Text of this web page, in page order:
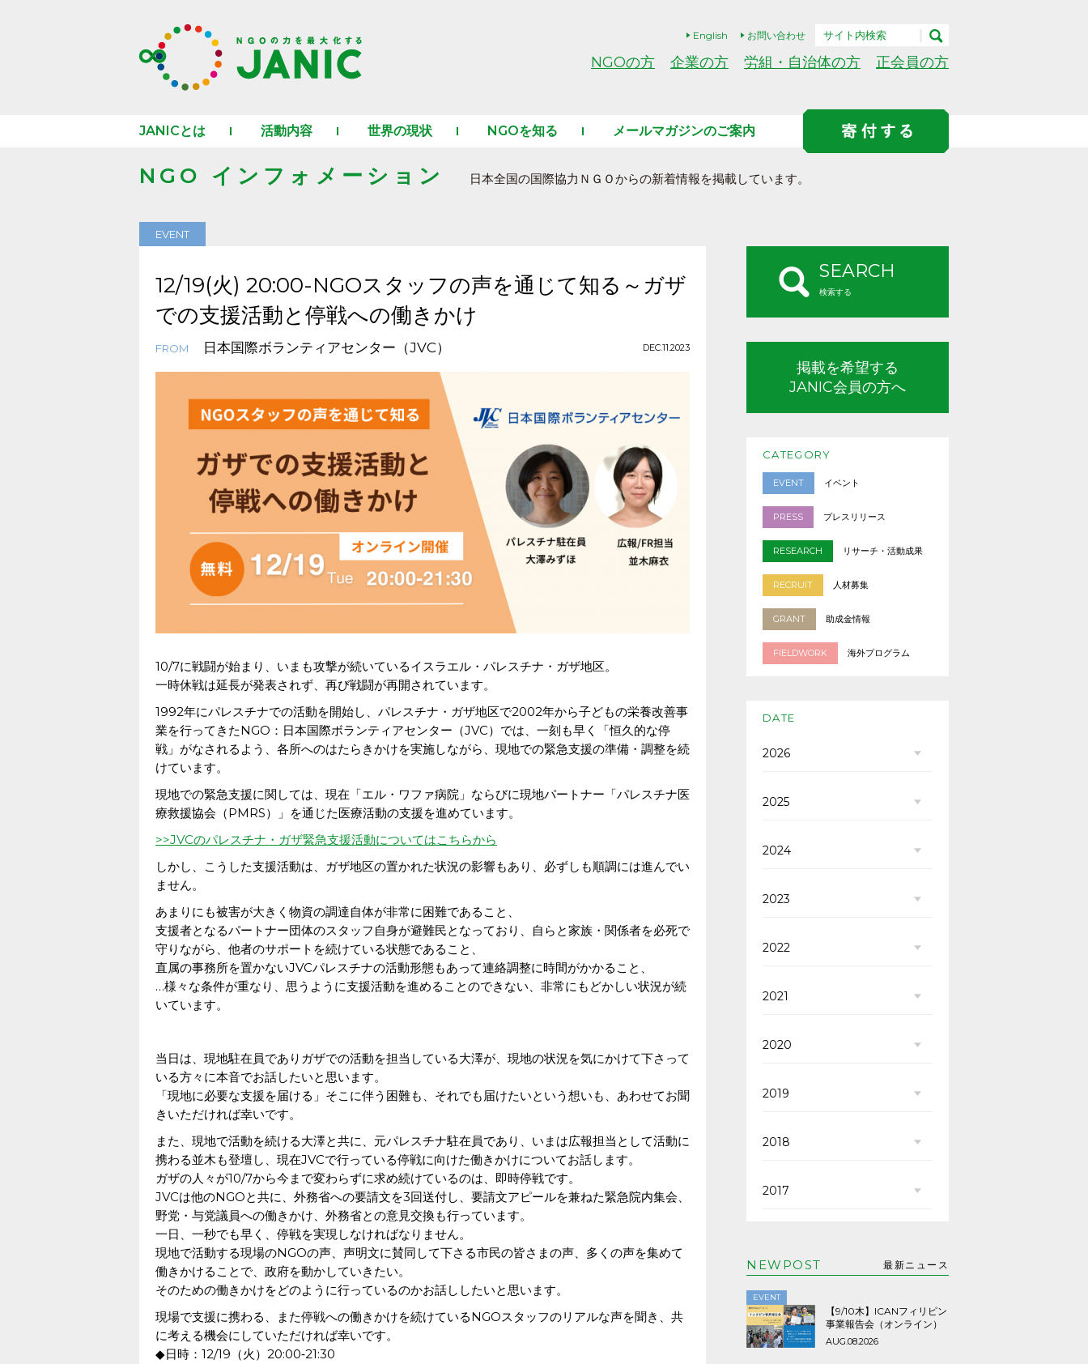
English お問い合わせ
NGOの方 企業の方 労組・自治体の方 正会員の方
JANICとは 活動内容 世界の現状 NGOを知る メールマガジンのご案内
NGO インフォメーション 日本全国の国際協力ＮＧＯからの新着情報を掲載しています。
EVENT
12/19(火) 20:00-NGOスタッフの声を通じて知る～ガザ
での支援活動と停戦への働きかけ
FROM 日本国際ボランティアセンター（JVC） DEC.11.2023
10/7に戦闘が始まり、いまも攻撃が続いているイスラエル・パレスチナ・ガザ地区。
一時休戦は延長が発表されず、再び戦闘が再開されています。
1992年にパレスチナでの活動を開始し、パレスチナ・ガザ地区で2002年から子どもの栄養改善事
業を行ってきたNGO：日本国際ボランティアセンター（JVC）では、一刻も早く「恒久的な停
戦」がなされるよう、各所へのはたらきかけを実施しながら、現地での緊急支援の準備・調整を続
けています。
現地での緊急支援に関しては、現在「エル・ワファ病院」ならびに現地パートナー「パレスチナ医
療救援協会（PMRS）」を通じた医療活動の支援を進めています。
>>JVCのパレスチナ・ガザ緊急支援活動についてはこちらから
しかし、こうした支援活動は、ガザ地区の置かれた状況の影響もあり、必ずしも順調には進んでい
ません。
あまりにも被害が大きく物資の調達自体が非常に困難であること、
支援者となるパートナー団体のスタッフ自身が避難民となっており、自らと家族・関係者を必死で
守りながら、他者のサポートを続けている状態であること、
直属の事務所を置かないJVCパレスチナの活動形態もあって連絡調整に時間がかかること、
…様々な条件が重なり、思うように支援活動を進めることのできない、非常にもどかしい状況が続
いています。
当日は、現地駐在員でありガザでの活動を担当している大澤が、現地の状況を気にかけて下さって
いる方々に本音でお話したいと思います。
「現地に必要な支援を届ける」そこに伴う困難も、それでも届けたいという想いも、あわせてお聞
きいただければ幸いです。
また、現地で活動を続ける大澤と共に、元パレスチナ駐在員であり、いまは広報担当として活動に
携わる並木も登壇し、現在JVCで行っている停戦に向けた働きかけについてお話します。
ガザの人々が10/7から今まで変わらずに求め続けているのは、即時停戦です。
JVCは他のNGOと共に、外務省への要請文を3回送付し、要請文アピールを兼ねた緊急院内集会、
野党・与党議員への働きかけ、外務省との意見交換も行っています。
一日、一秒でも早く、停戦を実現しなければなりません。
現地で活動する現場のNGOの声、声明文に賛同して下さる市民の皆さまの声、多くの声を集めて
働きかけることで、政府を動かしていきたい。
そのための働きかけをどのように行っているのかお話ししたいと思います。
現場で支援に携わる、また停戦への働きかけを続けているNGOスタッフのリアルな声を聞き、共
に考える機会にしていただければ幸いです。
◆日時：12/19（火）20:00‐21:30
SEARCH
検索する
掲載を希望する
JANIC会員の方へ
CATEGORY
EVENT イベント
PRESS プレスリリース
RESEARCH リサーチ・活動成果
RECRUIT 人材募集
GRANT 助成金情報
FIELDWORK 海外プログラム
DATE
2026
2025
2024
2023
2022
2021
2020
2019
2018
2017
NEWPOST 最新ニュース
EVENT
【9/10木】ICANフィリピン
事業報告会（オンライン）
AUG.08.2026